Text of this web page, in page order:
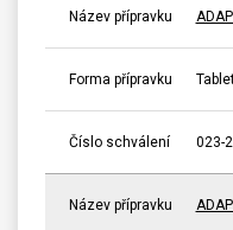
Název přípravku
Forma přípravku
Číslo schválení 023-
Název přípravku